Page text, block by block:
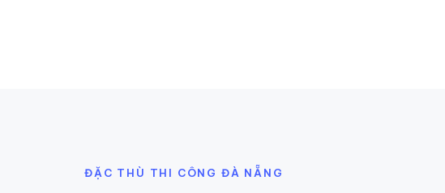
ĐẶC THÙ THI CÔNG ĐÀ NẴNG